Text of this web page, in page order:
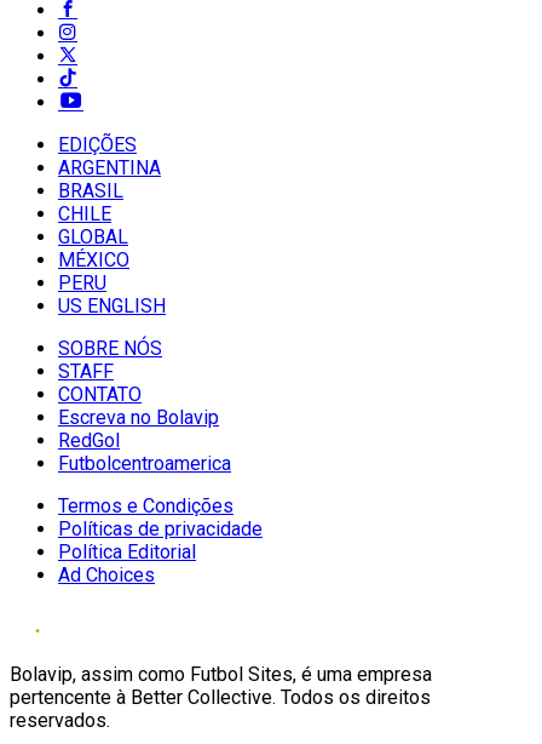
EDIÇÕES
ARGENTINA
BRASIL
CHILE
GLOBAL
MÉXICO
PERU
US ENGLISH
SOBRE NÓS
STAFF
CONTATO
Escreva no Bolavip
RedGol
Futbolcentroamerica
Termos e Condições
Políticas de privacidade
Política Editorial
Ad Choices
Bolavip, assim como Futbol Sites, é uma empresa
pertencente à Better Collective. Todos os direitos
reservados.